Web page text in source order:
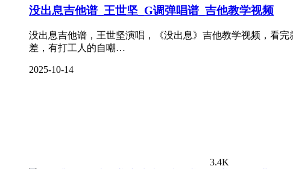
没出息吉他谱_王世坚_G调弹唱谱_吉他教学视频
没出息吉他谱，王世坚演唱，《没出息》吉他教学视频，看
差，有打工人的自嘲…
2025-10-14
3.4K